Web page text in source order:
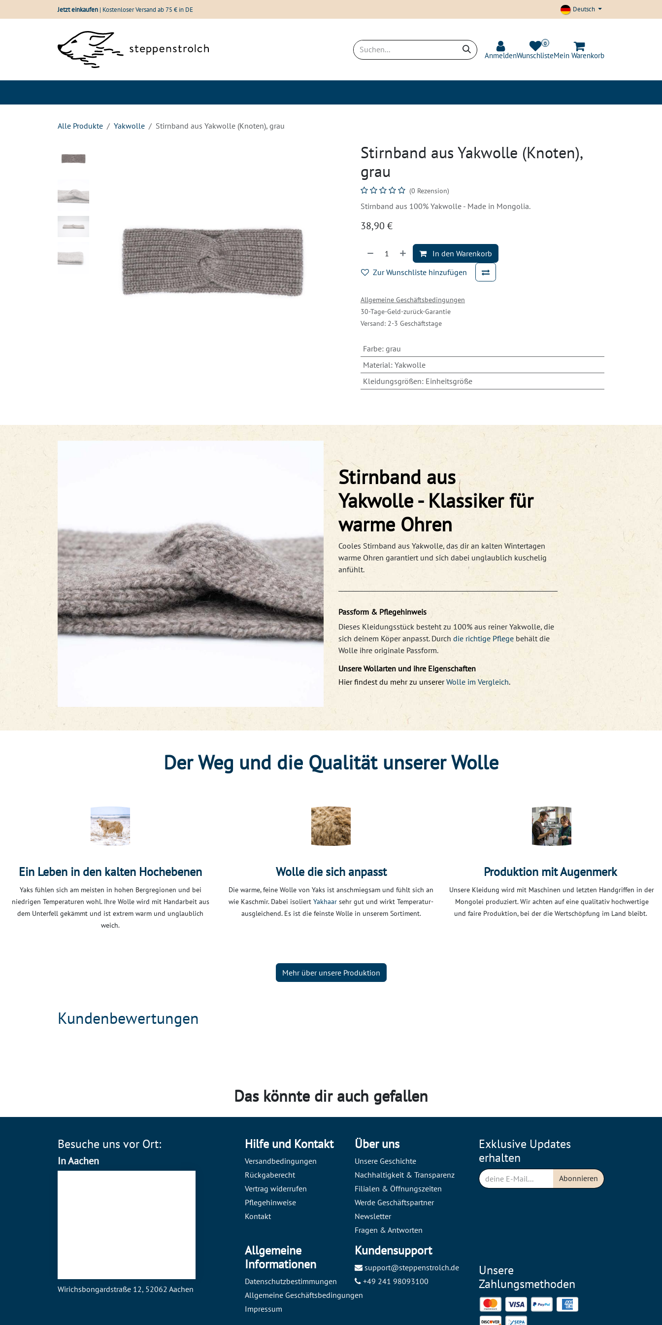
Zum Inhalt springenJetzt einkaufen | Kostenloser Versand ab 75 € in DE Deutsch
Anmelden
0
WunschlisteMein Warenkorb
Alle Produkte Yakwolle Stirnband aus Yakwolle (Knoten), grau
Stirnband aus Yakwolle (Knoten),
grau
(0 Rezension)
Stirnband aus 100% Yakwolle - Made in Mongolia.
38,90 €
In den Warenkorb
Zur Wunschliste hinzufügen
Allgemeine Geschäftsbedingungen
30-Tage-Geld-zurück-Garantie
Versand: 2-3 Geschäftstage
Farbe: grau
Material: Yakwolle
Kleidungsgrößen: Einheitsgröße
Stirnband aus
Yakwolle - Klassiker für
warme Ohren
Cooles Stirnband aus Yakwolle, das dir an kalten Wintertagen
warme Ohren garantiert und sich dabei unglaublich kuschelig
anfühlt.
Passform & Pflegehinweis
Dieses Kleidungsstück besteht zu 100% aus reiner Yakwolle, die
sich deinem Köper anpasst. Durch die richtige Pflege behält die
Wolle ihre originale Passform.
Unsere Wollarten und ihre Eigenschaften
Hier findest du mehr zu unserer Wolle im Vergleich.
Der Weg und die Qualität unserer Wolle
Ein Leben in den kalten Hochebenen
Yaks fühlen sich am meisten in hohen Bergregionen und bei
niedrigen Temperaturen wohl. Ihre Wolle wird mit Handarbeit aus
dem Unterfell gekämmt und ist extrem warm und unglaublich
weich.
Wolle die sich anpasst
Die warme, feine Wolle von Yaks ist anschmiegsam und fühlt sich an
wie Kaschmir. Dabei isoliert Yakhaar sehr gut und wirkt Temperatur-
ausgleichend. Es ist die feinste Wolle in unserem Sortiment.
Produktion mit Augenmerk
Unsere Kleidung wird mit Maschinen und letzten Handgriffen in der
Mongolei produziert. Wir achten auf eine qualitativ hochwertige
und faire Produktion, bei der die Wertschöpfung im Land bleibt.
Mehr über unsere Produktion
Kundenbewertungen
Das könnte dir auch gefallen
Besuche uns vor Ort:
In Aachen
Wirichsbongardstraße 12, 52062 Aachen
Hilfe und Kontakt
Versandbedingungen
Rückgaberecht
Vertrag widerrufen
Pflegehinweise
Kontakt
Über uns
Unsere Geschichte
Nachhaltigkeit & Transparenz
Filialen & Öffnungszeiten
Werde Geschäftspartner
Newsletter
Fragen & Antworten
Allgemeine
Informationen
Datenschutzbestimmungen
Allgemeine Geschäftsbedingungen
Impressum
Kundensupport
support@steppenstrolch.de
+49 241 98093100
Exklusive Updates
erhalten
Abonnieren
Unsere
Zahlungsmethoden
SEPA Direct Debit